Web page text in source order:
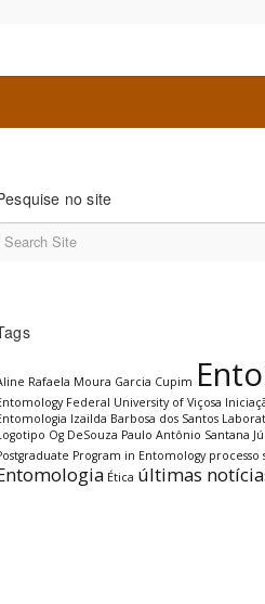
no site
Rafaela Moura Garcia Cupim
Federal University of Viçosa
Izailda Barbosa dos Santos
Og DeSouza Paulo Antônio Santana
Program in Entomology processo
Ética últimas